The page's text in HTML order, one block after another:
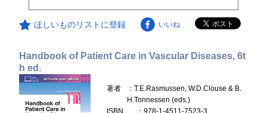
ほしいものリストに登録 いいね
Handbook of Patient Care in Vascular Diseases, 6t
h ed.
著者
：T.E.Rasmussen, W.D.Clouse & B.
H.Tonnessen (eds.)
ISBN
：978-1-4511-7523-3